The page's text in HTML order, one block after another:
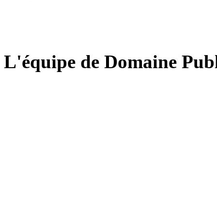
L'équipe de Domaine